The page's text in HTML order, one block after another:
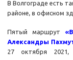
В Волгограде есть
районе, в офисном
Пятый маршрут
Александры
27 октября